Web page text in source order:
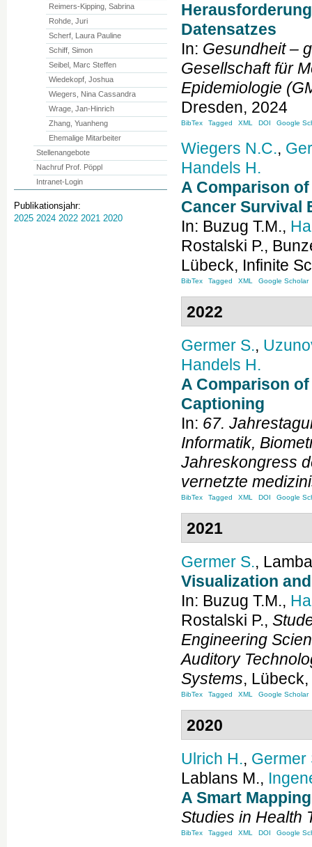
Datensatzes
In: Gesundheit –
Gesellschaft für
Epidemiologie
Dresden, 2024
BibTex Tagged XML DOI Google
Wiegers N.C.,
Handels H.
A Comparison
Cancer Survival
In: Buzug T.M.,
Rostalski P.,
Lübeck, Infinite
BibTex Tagged XML Google Scholar
2022
Germer S.,
Handels H.
A Comparison
Captioning
In: 67.
Informatik,
Jahreskongress
vernetzte
BibTex Tagged XML DOI Google
2021
Germer S.,
Visualization
In: Buzug T.M.,
Rostalski P.,
Engineering
Auditory
Systems, Lübeck,
BibTex Tagged XML Google Scholar
2020
Ulrich H., Germer
Lablans M.,
A Smart
Studies in Health
BibTex Tagged XML DOI Google
Reimers-Kipping, Sabrina
Rohde, Juri
Scherf, Laura Pauline
Schiff, Simon
Seibel, Marc Steffen
Wiedekopf, Joshua
Wiegers, Nina Cassandra
Wrage, Jan-Hinrich
Zhang, Yuanheng
Ehemalige Mitarbeiter
Stellenangebote
Nachruf Prof. Pöppl
Intranet-Login
Publikationsjahr:
2025 2024 2022 2021 2020